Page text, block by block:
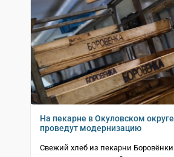
На пекарне в Окуловском округе
проведут модернизацию
Свежий хлеб из пекарни Боровёнки